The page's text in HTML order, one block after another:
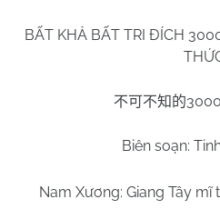
BẤT KHẢ BẤT TRI ĐÍCH
不可不知的3000
Biên soạn:
Nam Xương: Giang Tây mĩ